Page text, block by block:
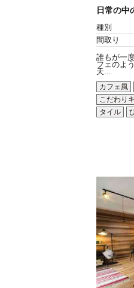
日常の中
種別
間取り
誰もが一
フェのよ
天...
カフェ風
こだわり
タイル